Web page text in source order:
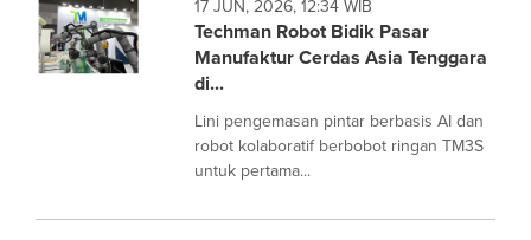
17 JUN, 2026, 12:34 WIB
Techman Robot Bidik Pasar
Manufaktur Cerdas Asia Tenggara
di...
Lini pengemasan pintar berbasis AI dan
robot kolaboratif berbobot ringan TM3S
untuk pertama...